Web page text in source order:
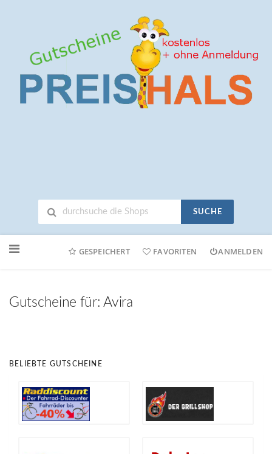
SUCHE
Online-
GESPEICHERT FAVORITEN ANMELDEN
Gutscheine für:Avira
BELIEBTE GUTSCHEINE